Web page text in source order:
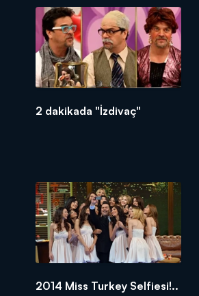
2 dakikada "İzdivaç"
2014 Miss Turkey Selfiesi!..